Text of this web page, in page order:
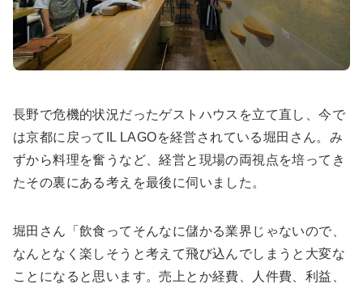
長野で危機的状況だったゲストハウスを立て直し、今で
は京都に戻ってIL LAGOを経営されている堀田さん。み
ずから料理を奮うなど、経営と現場の両視点を培ってき
たその裏にある考えを最後に伺いました。
堀田さん「飲食ってそんなに儲かる業界じゃないので、
なんとなく楽しそうと考えて飛び込んでしまうと大変な
ことになると思います。売上とか経費、人件費、利益、